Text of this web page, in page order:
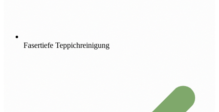
Fasertiefe Teppichreinigung